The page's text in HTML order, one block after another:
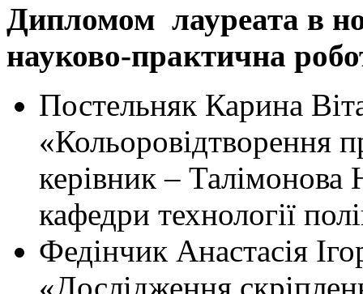
Дипломом лауреата в
науково-практична
Постельняк Карина
«Кольоровідтворення
керівник – Талімонова
кафедри технології
Федінчик Анастасія
«Дослідження